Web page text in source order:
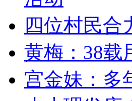
四位村民合
黄梅：38载
宫金妹：多